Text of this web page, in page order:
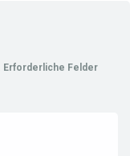
Erforderliche Felder